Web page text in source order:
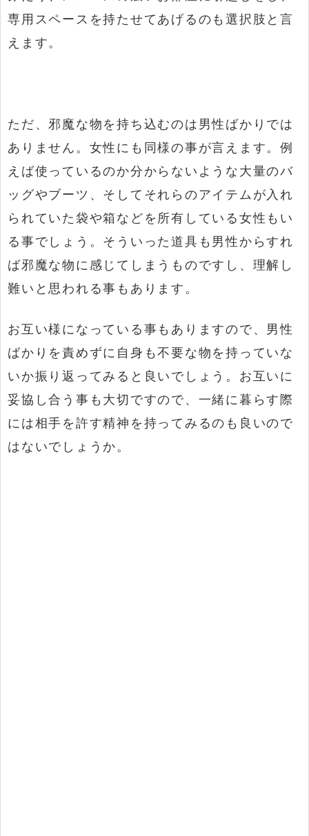
専用スペースを持たせてあげるのも選択肢と言
えます。
ただ、邪魔な物を持ち込むのは男性ばかりでは
ありません。女性にも同様の事が言えます。例
えば使っているのか分からないような大量のバ
ッグやブーツ、そしてそれらのアイテムが入れ
られていた袋や箱などを所有している女性もい
る事でしょう。そういった道具も男性からすれ
ば邪魔な物に感じてしまうものですし、理解し
難いと思われる事もあります。
お互い様になっている事もありますので、男性
ばかりを責めずに自身も不要な物を持っていな
いか振り返ってみると良いでしょう。お互いに
妥協し合う事も大切ですので、一緒に暮らす際
には相手を許す精神を持ってみるのも良いので
はないでしょうか。